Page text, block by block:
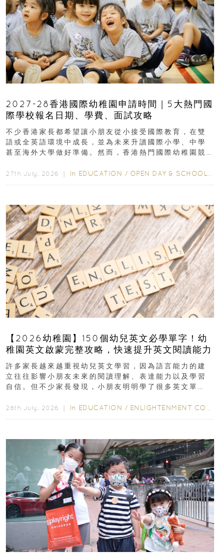
2027-28香港國際幼稚園申請時間｜5大熱門國
際學校報名日期、學費、面試攻略
不少香港家長都希望讓小朋友從小接受國際教育，在雙
語或全英語環境中成長，並為未來升讀國際小學、中學
甚至海外大學做好準備。然而，香港熱門國際幼稚園競
27th July, 2026 ｜ In EDUCATION / OPEN DAY & SCHOOL EVENTS
【2026幼稚園】150個幼兒英文必學單字！幼
稚園英文啟蒙完整攻略，快速提升英文閱讀能力
許多家長越來越重視幼兒英文學習，因為語言能力的建
立往往影響小朋友未來的閱讀理解、表達能力以及學習
自信。但不少家長發現，小朋友明明學了很多英文單
26th July, 2026 ｜ In EDUCATION / ENLIGHTENMENT CORNER